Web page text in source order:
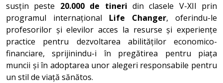
susțin peste 20.000 de tineri din clasele V-XII prin
programul internațional Life Changer, oferindu-le
profesorilor și elevilor acces la resurse și experiențe
practice pentru dezvoltarea abilităților economico-
financiare, sprijinindu-i în pregătirea pentru piața
muncii și în adoptarea unor alegeri responsabile pentru
un stil de viață sănătos.